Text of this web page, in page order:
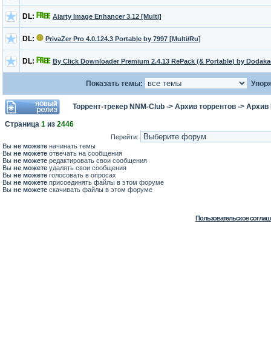
DL: Aiarty Image Enhancer 3.12 [Multi]
DL: PrivaZer Pro 4.0.124.3 Portable by 7997 [Multi/Ru]
DL: By Click Downloader Premium 2.4.13 RePack (& Portable) by
Показать темы:
Торрент-трекер NNM-Club -> Архив торрентов -> Архив
Страница 1 из 2446
Перейти:
Вы не можете начинать темы
Вы не можете отвечать на сообщения
Вы не можете редактировать свои сообщения
Вы не можете удалять свои сообщения
Вы не можете голосовать в опросах
Вы не можете присоединять файлы в этом форуме
Вы не можете скачивать файлы в этом форуме
Пользовательское